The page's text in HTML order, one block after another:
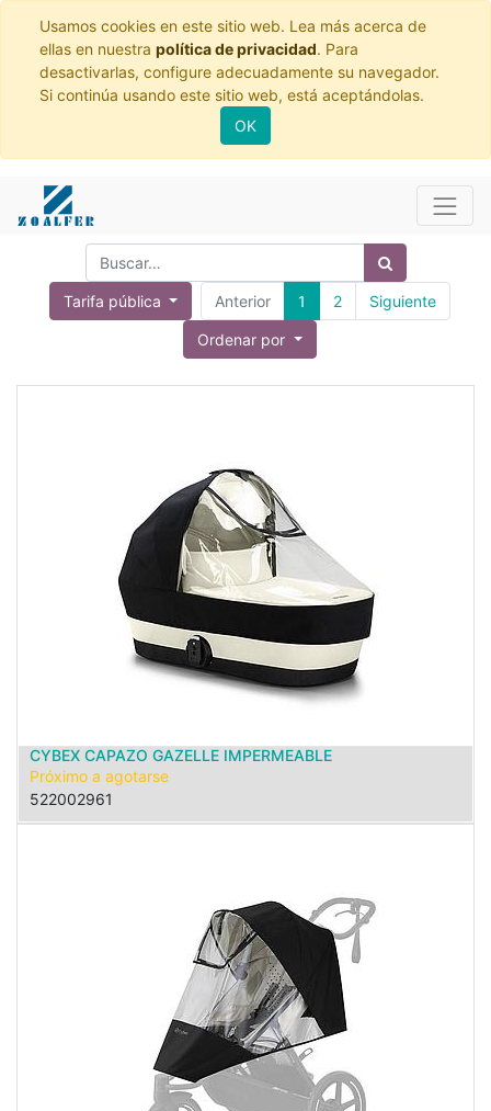
Usamos cookies en este sitio web. Lea más acerca de
ellas en nuestra política de privacidad. Para
desactivarlas, configure adecuadamente su navegador.
Si continúa usando este sitio web, está aceptándolas.
OK
Tarifa pública Anterior 1 2 Siguiente
Ordenar por
CYBEX CAPAZO GAZELLE IMPERMEABLE
Próximo a agotarse
522002961